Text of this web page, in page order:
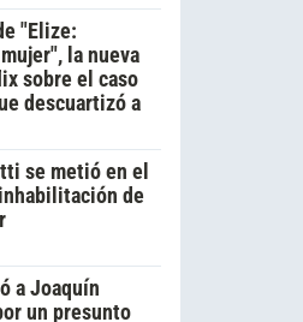
"Elize:
la nueva
sobre el caso
descuartizó a
se metió en el
de
a Joaquín
un presunto